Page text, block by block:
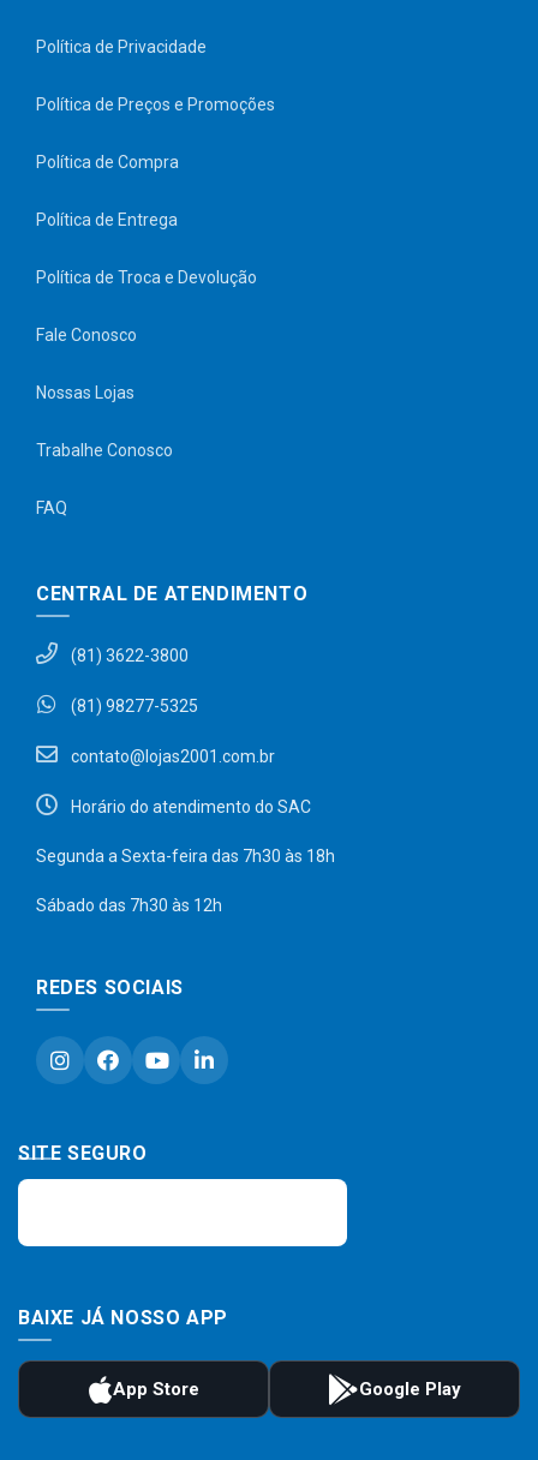
Política de Privacidade
Política de Preços e Promoções
Política de Compra
Política de Entrega
Política de Troca e Devolução
Fale Conosco
Nossas Lojas
Trabalhe Conosco
FAQ
CENTRAL DE ATENDIMENTO
(81) 3622-3800
(81) 98277-5325
contato@lojas2001.com.br
Horário do atendimento do SAC
Segunda a Sexta-feira das 7h30 às 18h
Sábado das 7h30 às 12h
REDES SOCIAIS
SITE SEGURO
BAIXE JÁ NOSSO APP